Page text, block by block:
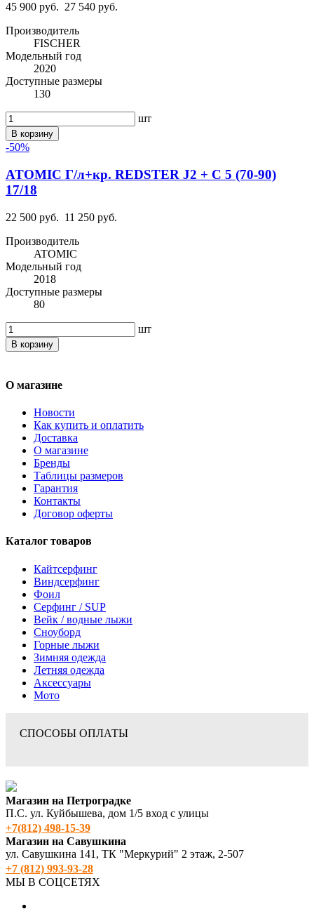
45 900 руб. 27 540 руб.
Производитель
FISCHER
Модельный год
2020
Доступные размеры
130
шт
В корзину
-50%
ATOMIC Г/л+кр. REDSTER J2 + C 5 (70-90)
17/18
22 500 руб. 11 250 руб.
Производитель
ATOMIC
Модельный год
2018
Доступные размеры
80
шт
В корзину
О магазине
Новости
Как купить и оплатить
Доставка
О магазине
Бренды
Таблицы размеров
Гарантия
Контакты
Договор оферты
Каталог товаров
Кайтсерфинг
Виндсерфинг
Фоил
Серфинг / SUP
Вейк / водные лыжи
Сноуборд
Горные лыжи
Зимняя одежда
Летняя одежда
Аксессуары
Мото
СПОСОБЫ ОПЛАТЫ
Магазин на Петроградке
П.С. ул. Куйбышева, дом 1/5 вход с улицы
+7(812) 498‑15-39
Магазин на Савушкина
ул. Савушкина 141, ТК "Меркурий" 2 этаж, 2-507
+7 (812) 993-93-28
МЫ В СОЦСЕТЯХ